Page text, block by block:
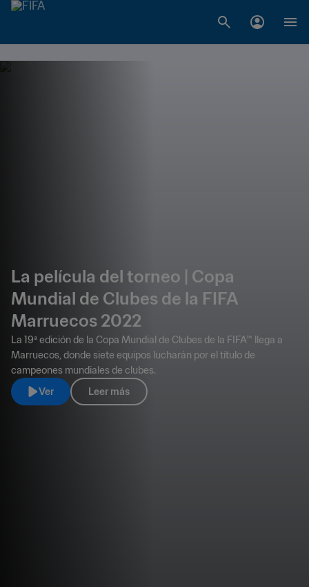
La película del torneo | Copa
Mundial de Clubes de la FIFA
Marruecos 2022
La 19ª edición de la Copa Mundial de Clubes de la FIFA™ llega a
Marruecos, donde siete equipos lucharán por el título de
campeones mundiales de clubes.
Ver
Leer más